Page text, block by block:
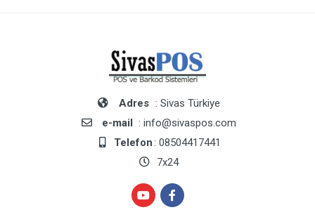
Adres : Sivas Türkiye
e-mail : info@sivaspos.com
Telefon: 08504417441
7x24